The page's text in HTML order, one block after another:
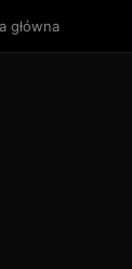
główna